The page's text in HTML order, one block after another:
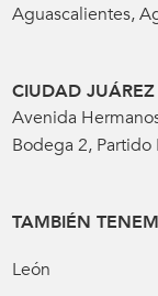
Aguascalientes,
CIUDAD JUÁREZ
Avenida
Bodega 2, Partido
TAMBIÉN
León